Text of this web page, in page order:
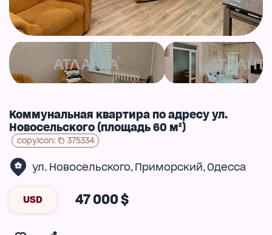
Коммунальная квартира по адресу ул.
Новосельского (площадь 60 м²)
copyIcon: 375334
ул. Новосельского, Приморский, Одесса
USD 47 000 $